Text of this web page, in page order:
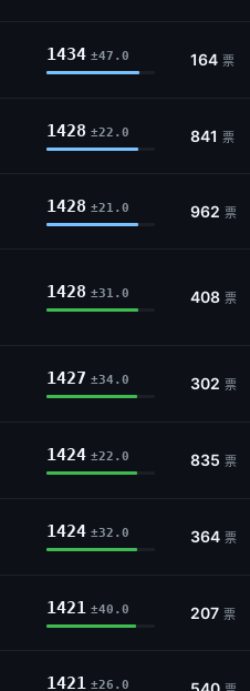
1434 ±47.0 164 票
1428 ±22.0 841 票
1428 ±21.0 962 票
1428 ±31.0 408 票
1427 ±34.0 302 票
1424 ±22.0 835 票
1424 ±32.0 364 票
1421 ±40.0 207 票
1421 ±26.0